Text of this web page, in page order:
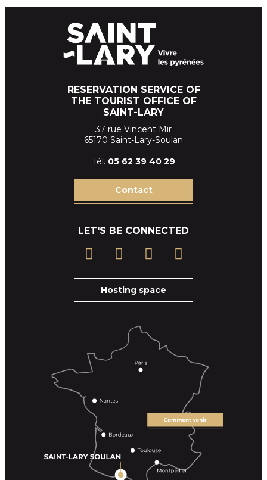
RESERVATION SERVICE OF
THE TOURIST OFFICE OF
SAINT-LARY
37 rue Vincent Mir
65170 Saint-Lary-Soulan
Tél. 05 62 39 40 29
Contact
LET'S BE CONNECTED
Hosting space